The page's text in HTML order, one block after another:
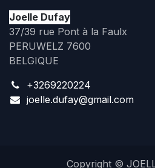
Joelle Dufay
37/39 rue Pont à la Faulx
PERUWELZ 7600
BELGIQUE
+3269220224
joelle.dufay@gmail.com
Copyright ©